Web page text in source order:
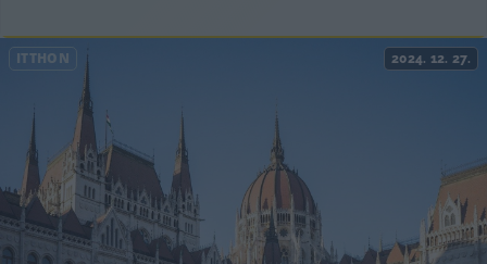
ITTHON 2024. 12. 27.